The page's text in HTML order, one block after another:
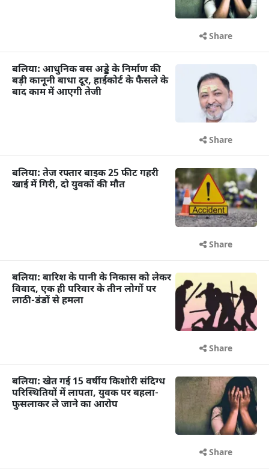
Share
बलिया: आधुनिक बस अड्डे के निर्माण की
बड़ी कानूनी बाधा दूर, हाईकोर्ट के फैसले के
बाद काम में आएगी तेजी
Share
बलिया: तेज रफ्तार बाइक 25 फीट गहरी
खाई में गिरी, दो युवकों की मौत
Share
बलिया: बारिश के पानी के निकास को लेकर
विवाद, एक ही परिवार के तीन लोगों पर
लाठी-डंडों से हमला
Share
बलिया: खेत गई 15 वर्षीय किशोरी संदिग्ध
परिस्थितियों में लापता, युवक पर बहला-
फुसलाकर ले जाने का आरोप
Share